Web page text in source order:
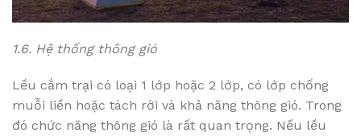
1.6. Hệ thống thông gió
Lều cắm trại có loại 1 lớp hoặc 2 lớp, có lớp chống
muỗi liền hoặc tách rời và khả năng thông gió. Trong
đó chức năng thông gió là rất quan trọng. Nếu lều